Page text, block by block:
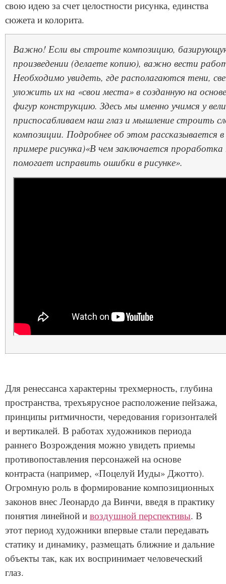
свою идею за счет целостности рисунка, единства
сюжета и колорита.
Важно! Если вы строите композицию,
произведении (делаете копию), важно вести
Необходимо увидеть, где располагаются тени,
уложить их на «свои места» в созданную на
фигур конструкцию. Здесь мы именно учимся у
приспосабливаем наш глаз и мышление строить
композиции. Подробнее об этом рассказывается в
примере рисунка)«В чем заключается
помогает исправить ошибки в рисунке».
Для ренессанса характерны трехмерность, глубина
пространства, трехъярусное расположение пейзажа,
принципы ритмичности, чередования горизонталей
и вертикалей. В работах художников периода
раннего Возрождения можно увидеть приемы
противопоставления персонажей на основе
контраста (например, «Поцелуй Иуды» Джотто).
Огромную роль в формирование композиционных
законов внес Леонардо да Винчи, введя в практику
понятия линейной и воздушной перспективы. В
этот период художники впервые стали передавать
статику и динамику, размещать ближние и дальние
объекты так, как их воспринимает человеческий
глаз.